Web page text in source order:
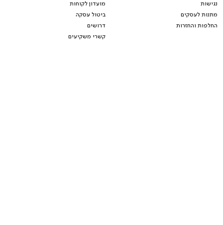
נגישות
מתנות לעסקים
החלפות והחזרות
מועדון לקוחות
ביטול עסקה
דרושים
קשרי משקיעים